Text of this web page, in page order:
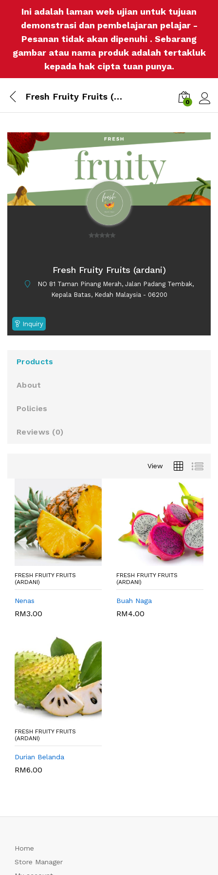
Ini adalah laman web ujian untuk tujuan
demonstrasi dan pembelajaran pelajar -
Pesanan tidak akan dipenuhi . Sebarang
gambar atau nama produk adalah tertakluk
kepada hak cipta tuan punya.
Fresh Fruity Fruits (ardani)
0
u
Fresh Fruity Fruits (ardani)
NO 81 Taman Pinang Merah, Jalan Padang Tembak,
Kepala Batas, Kedah Malaysia - 06200
Inquiry
Products
About
Policies
Reviews (0)
View
FRESH FRUITY FRUITS
(ARDANI)
Nenas
RM3.00
FRESH FRUITY FRUITS
(ARDANI)
Buah Naga
RM4.00
FRESH FRUITY FRUITS
(ARDANI)
Durian Belanda
RM6.00
Home
Store Manager